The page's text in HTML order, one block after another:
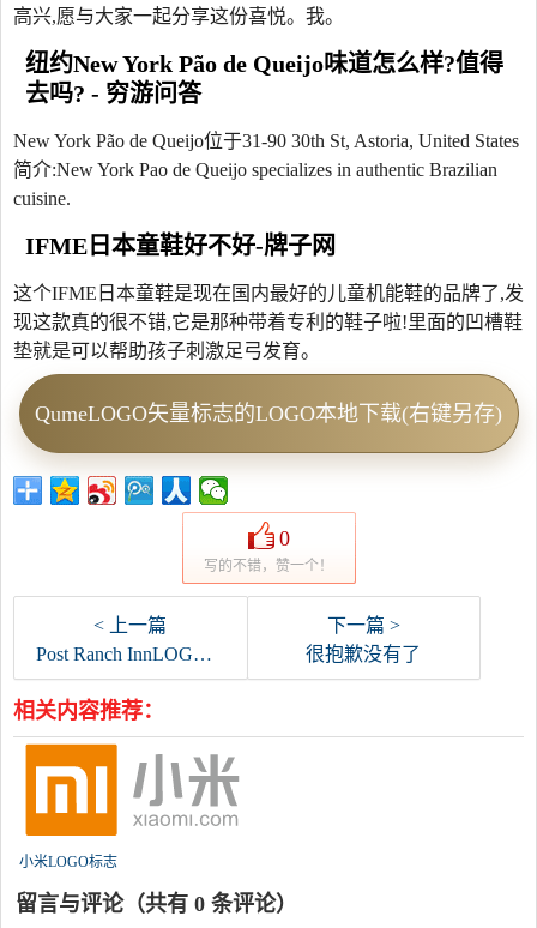
高兴,愿与大家一起分享这份喜悦。我。
纽约New York Pão de Queijo味道怎么样?值得
去吗? - 穷游问答
New York Pão de Queijo位于31-90 30th St, Astoria, United States
简介:New York Pao de Queijo specializes in authentic Brazilian
cuisine.
IFME日本童鞋好不好-牌子网
这个IFME日本童鞋是现在国内最好的儿童机能鞋的品牌了,发
现这款真的很不错,它是那种带着专利的鞋子啦!里面的凹槽鞋
垫就是可以帮助孩子刺激足弓发育。
QumeLOGO矢量标志的LOGO本地下载(右键另存)
0
写的不错，赞一个！
< 上一篇
Post Ranch InnLOGO矢量标志
下一篇 >
很抱歉没有了
相关内容推荐：
小米LOGO标志
留言与评论（共有 0 条评论）